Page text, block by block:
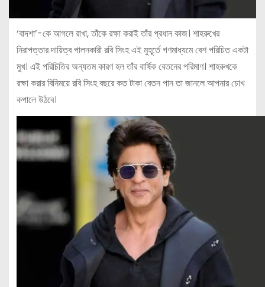
‘বাদশা’-কে আগলে রাখা, তাঁকে রক্ষা করাই তাঁর প্রধান কাজ। শাহরুখের
নিরাপত্তার দায়িত্ব পালনকারী রবি সিংহ এই মুহূর্তে গণমাধ্যমে বেশ পরিচিত একটা
মুখ। এই পরিচিতির অন্যতম কারণ হল তাঁর বার্ষিক বেতনের পরিমাণ। শাহরুখকে
রক্ষা করার বিনিময়ে রবি সিংহ বছরে কত টাকা বেতন পান তা জানলে আপনার চোখ
কপালে উঠবে।